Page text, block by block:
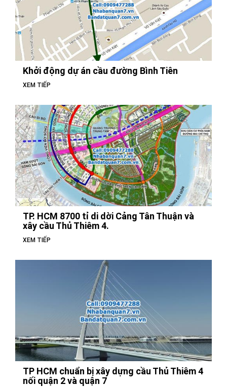
Khởi động dự án cầu đường Bình Tiên
XEM TIẾP
TP. HCM 8700 tỉ di dời Cảng Tân Thuận và
xây cầu Thủ Thiêm 4.
XEM TIẾP
TP HCM chuẩn bị xây dựng cầu Thủ Thiêm 4
nối quận 2 và quận 7